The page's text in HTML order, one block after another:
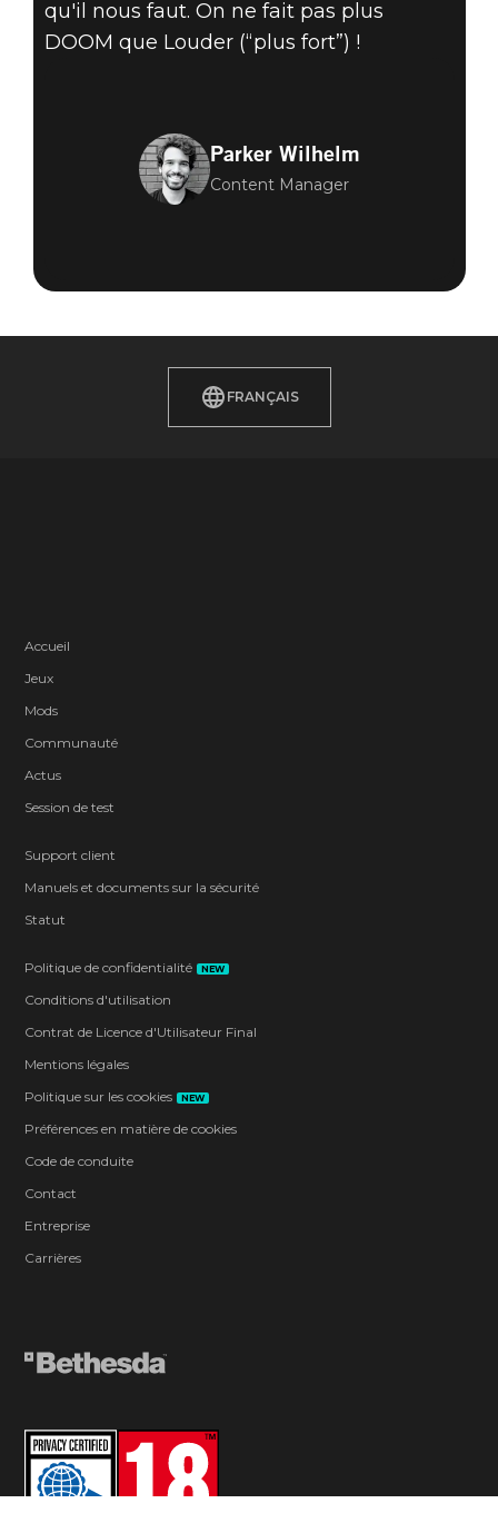
qu'il nous faut. On ne fait pas plus
DOOM que Louder (“plus fort”) !
Parker Wilhelm
Content Manager
FRANÇAIS
Accueil
Jeux
Mods
Communauté
Actus
Session de test
Support client
Manuels et documents sur la sécurité
Statut
Politique de confidentialité NEW
Conditions d'utilisation
Contrat de Licence d'Utilisateur Final
Mentions légales
Politique sur les cookies
NEW
Préférences en matière de cookies
Code de conduite
Contact
Entreprise
Carrières